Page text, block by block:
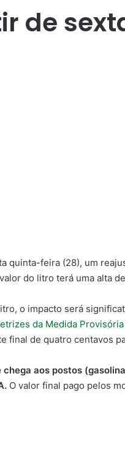
de
quinta-feira (28), um
do litro terá uma alta de
o impacto será
da Medida
final de quatro centavos
aos postos
O valor final pago pelos